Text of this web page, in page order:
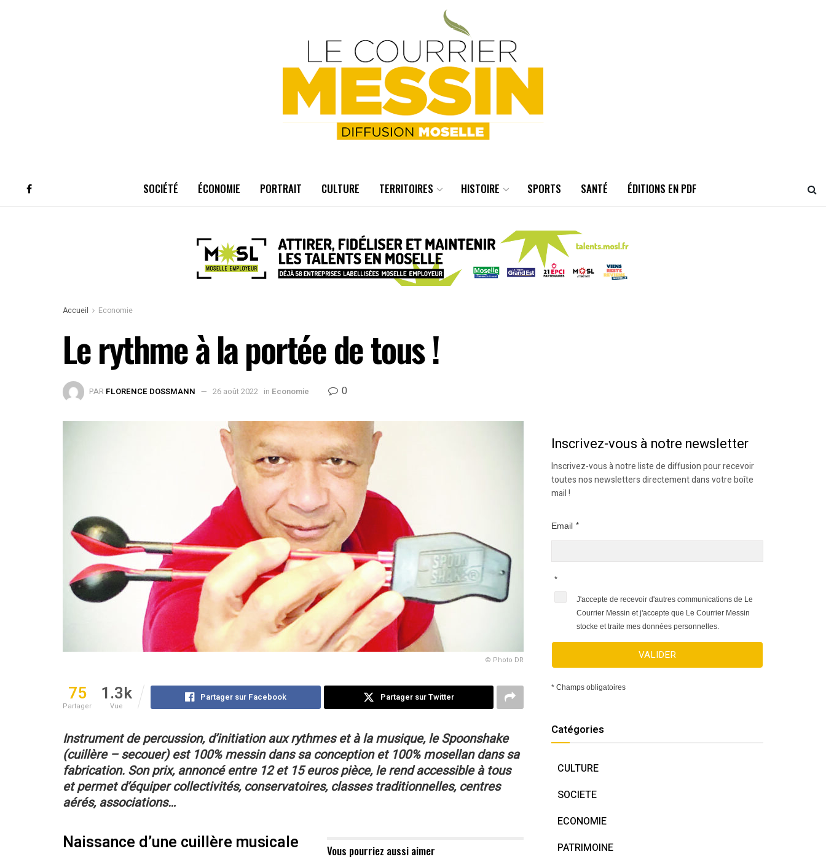
SOCIÉTÉ ÉCONOMIE PORTRAIT CULTURE TERRITOIRES HISTOIRE SPORTS SANTÉ ÉDITIONS EN PDF
Accueil Economie
Le rythme à la portée de tous !
PAR FLORENCE DOSSMANN 26 août 2022 in Economie 0
© Photo DR
75
Partager
1.3k
Vue
Partager sur Facebook Partager sur Twitter
Instrument de percussion, d’initiation aux rythmes et à la musique, le Spoonshake
(cuillère – secouer) est 100% messin dans sa conception et 100% mosellan dans sa
fabrication. Son prix, annoncé entre 12 et 15 euros pièce, le rend accessible à tous
et permet d’équiper collectivités, conservatoires, classes traditionnelles, centres
aérés, associations…
Vous pourriez aussi aimer
Naissance d’une cuillère musicale
Inscrivez-vous à notre newsletter
Inscrivez-vous à notre liste de diffusion pour recevoir
toutes nos newsletters directement dans votre boîte
mail !
Email *
*
J'accepte de recevoir d'autres communications de Le
Courrier Messin et j'accepte que Le Courrier Messin
stocke et traite mes données personnelles.
VALIDER
* Champs obligatoires
Catégories
CULTURE
SOCIETE
ECONOMIE
PATRIMOINE